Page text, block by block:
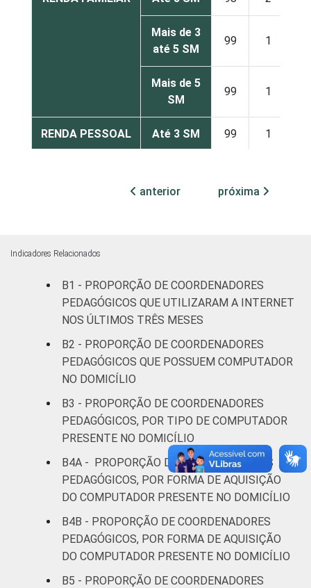
Mais de 3
até 5 SM
99 1
Mais de 5
SM
99 1
RENDA PESSOAL Até 3 SM 99 1
até 5 SM
Centro-
Oeste
Nordeste 98 2
Sul 100 0
DEPENDÊNCIA
ADMINISTRATIVA
Pública
Municipal
98
Estadual
100 0
Total —
Públicas
anterior próxima
Indicadores Relacionados
B1 - PROPORÇÃO DE COORDENADORES
PEDAGÓGICOS QUE UTILIZARAM A INTERNET
NOS ÚLTIMOS TRÊS MESES
B2 - PROPORÇÃO DE COORDENADORES
PEDAGÓGICOS QUE POSSUEM COMPUTADOR
NO DOMICÍLIO
B3 - PROPORÇÃO DE COORDENADORES
PEDAGÓGICOS, POR TIPO DE COMPUTADOR
PRESENTE NO DOMICÍLIO
B4A - PROPORÇÃO DE COORDENADORES
PEDAGÓGICOS, POR FORMA DE AQUISIÇÃO
DO COMPUTADOR PRESENTE NO DOMICÍLIO
B4B - PROPORÇÃO DE COORDENADORES
PEDAGÓGICOS, POR FORMA DE AQUISIÇÃO
DO COMPUTADOR PRESENTE NO DOMICÍLIO
B5 - PROPORÇÃO DE COORDENADORES